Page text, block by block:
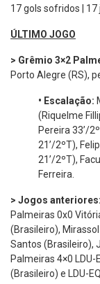
17 gols sofridos |
ÚLTIMO JOGO
> Grêmio 3×2
Porto Alegre (RS),
• Escalação:
(Riquelme
Pereira 33’/
21’/2ºT),
21’/2ºT),
Ferreira.
> Jogos anteriores:
Palmeiras 0x0
(Brasileiro),
Santos (Brasileiro),
Palmeiras 4×0
(Brasileiro) e LDU-